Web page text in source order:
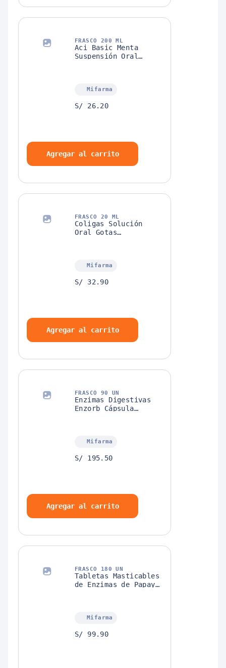
FRASCO 200 ML
Aci Basic Menta
Suspensión Oral
Mifarma
S/ 26.20
Agregar al carrito
FRASCO 20 ML
Coligas Solución
Oral Gotas
Mifarma
S/ 32.90
Agregar al carrito
FRASCO 90 UN
Enzimas Digestivas
Enzorb Cápsula
Mifarma
S/ 195.50
Agregar al carrito
FRASCO 180 UN
Tabletas Masticables
de Enzimas de Papaya
Mifarma
S/ 99.90